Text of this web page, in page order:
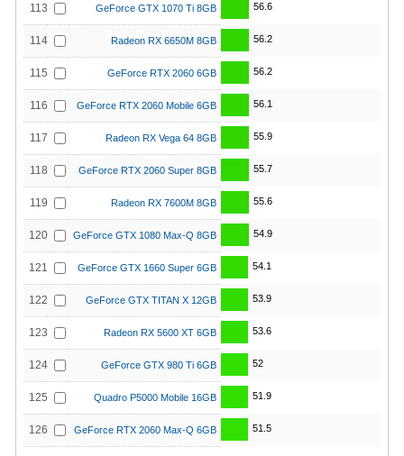
113 GeForce GTX 1070 Ti 8GB 56.6
114 Radeon RX 6650M 8GB 56.2
115 GeForce RTX 2060 6GB 56.2
116 GeForce RTX 2060 Mobile 6GB 56.1
117 Radeon RX Vega 64 8GB 55.9
118 GeForce RTX 2060 Super 8GB 55.7
119 Radeon RX 7600M 8GB 55.6
120 GeForce GTX 1080 Max-Q 8GB 54.9
121 GeForce GTX 1660 Super 6GB 54.1
122 GeForce GTX TITAN X 12GB 53.9
123 Radeon RX 5600 XT 6GB 53.6
124 GeForce GTX 980 Ti 6GB 52
125 Quadro P5000 Mobile 16GB 51.9
126 GeForce RTX 2060 Max-Q 6GB 51.5